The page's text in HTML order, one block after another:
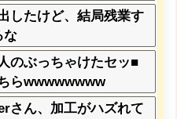
がどう思う？？？？？
したけど、結局残業す
な
のぶっちゃけたセッ■
らwwwwwwww
さん、加工がハズれて